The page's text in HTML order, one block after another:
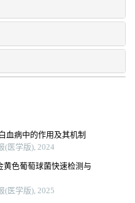
血病中的作用及其机制
(医学版), 2024
黄色葡萄球菌快速检测与
(医学版), 2025